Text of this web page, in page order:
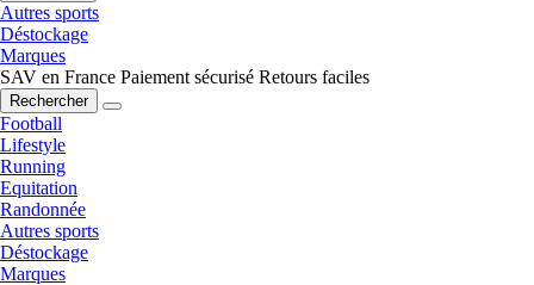
Autres sports
Déstockage
Marques
SAV en France Paiement sécurisé Retours faciles
Rechercher
Football
Lifestyle
Running
Equitation
Randonnée
Autres sports
Déstockage
Marques